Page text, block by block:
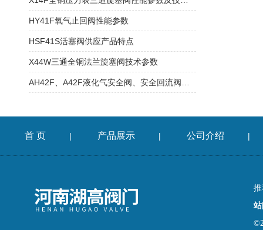
HY41F氧气止回阀性能参数
HSF41S活塞阀供应产品特点
X44W三通全铜法兰旋塞阀技术参数
首 页 | 产品展示 | 公司介绍 |